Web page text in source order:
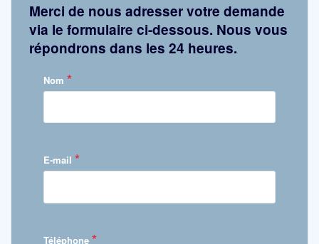
Merci de nous adresser votre demande
via le formulaire ci-dessous. Nous vous
répondrons dans les 24 heures.
Nom *
E-mail *
Téléphone *